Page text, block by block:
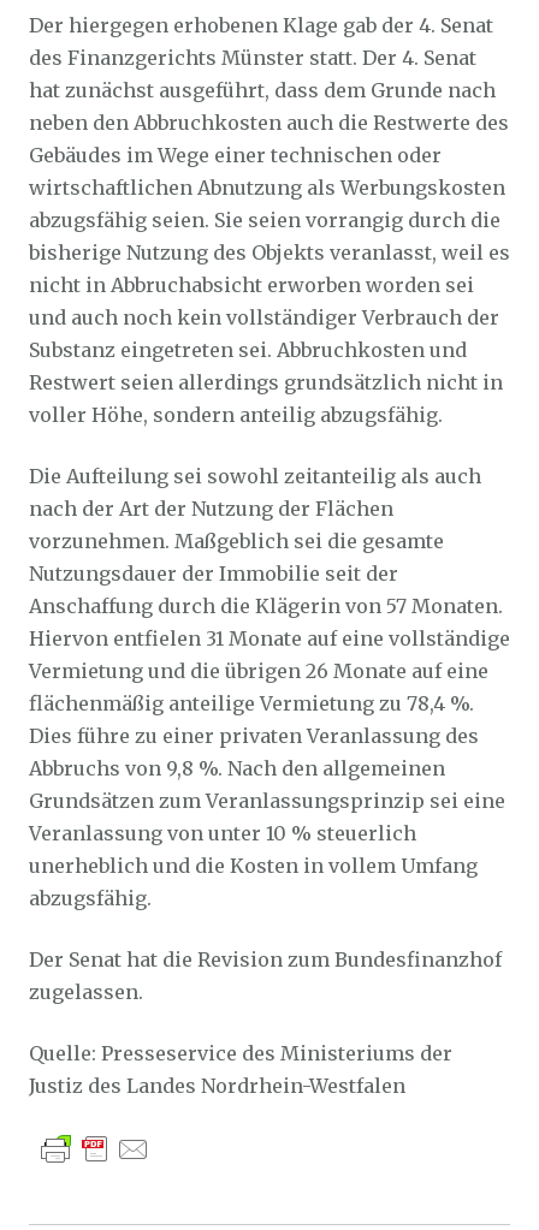
Der hiergegen erhobenen Klage gab der 4. Senat
des Finanzgerichts Münster statt. Der 4. Senat
hat zunächst ausgeführt, dass dem Grunde nach
neben den Abbruchkosten auch die Restwerte des
Gebäudes im Wege einer technischen oder
wirtschaftlichen Abnutzung als Werbungskosten
abzugsfähig seien. Sie seien vorrangig durch die
bisherige Nutzung des Objekts veranlasst, weil es
nicht in Abbruchabsicht erworben worden sei
und auch noch kein vollständiger Verbrauch der
Substanz eingetreten sei. Abbruchkosten und
Restwert seien allerdings grundsätzlich nicht in
voller Höhe, sondern anteilig abzugsfähig.
Die Aufteilung sei sowohl zeitanteilig als auch
nach der Art der Nutzung der Flächen
vorzunehmen. Maßgeblich sei die gesamte
Nutzungsdauer der Immobilie seit der
Anschaffung durch die Klägerin von 57 Monaten.
Hiervon entfielen 31 Monate auf eine vollständige
Vermietung und die übrigen 26 Monate auf eine
flächenmäßig anteilige Vermietung zu 78,4 %.
Dies führe zu einer privaten Veranlassung des
Abbruchs von 9,8 %. Nach den allgemeinen
Grundsätzen zum Veranlassungsprinzip sei eine
Veranlassung von unter 10 % steuerlich
unerheblich und die Kosten in vollem Umfang
abzugsfähig.
Der Senat hat die Revision zum Bundesfinanzhof
zugelassen.
Quelle: Presseservice des Ministeriums der
Justiz des Landes Nordrhein-Westfalen